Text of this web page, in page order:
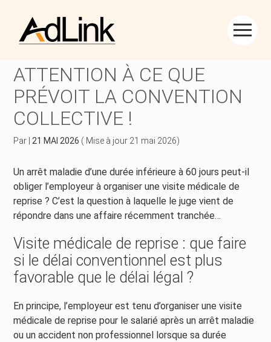
Aller
au
Créer et reprendre une activité
Développer votre entreprise
Construire votre patrimoine
Piloter votre gestion
Gérer vos ressources humaines
Dématérialiser vos documents
ATTENTION À CE QUE
PRÉVOIT LA CONVENTION
COLLECTIVE !
Par 21 MAI 2026 ( Mise à jour 21 mai 2026)
Un arrêt maladie d’une durée inférieure à 60 jours peut-il
obliger l’employeur à organiser une visite médicale de
reprise ? C’est la question à laquelle le juge vient de
répondre dans une affaire récemment tranchée…
Visite médicale de reprise : que faire
si le délai conventionnel est plus
favorable que le délai légal ?
En principe, l’employeur est tenu d’organiser une visite
médicale de reprise pour le salarié après un arrêt maladie
ou un accident non professionnel lorsque sa durée